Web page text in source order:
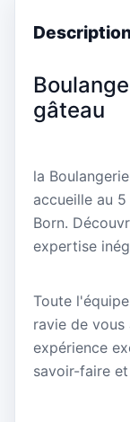
gâteau
la
accueille au
Born.
expertise
Toute
ravie de
expérience
savoir-faire